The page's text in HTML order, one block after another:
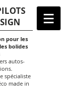
pour les
bolides
autos-
spécialiste
made in